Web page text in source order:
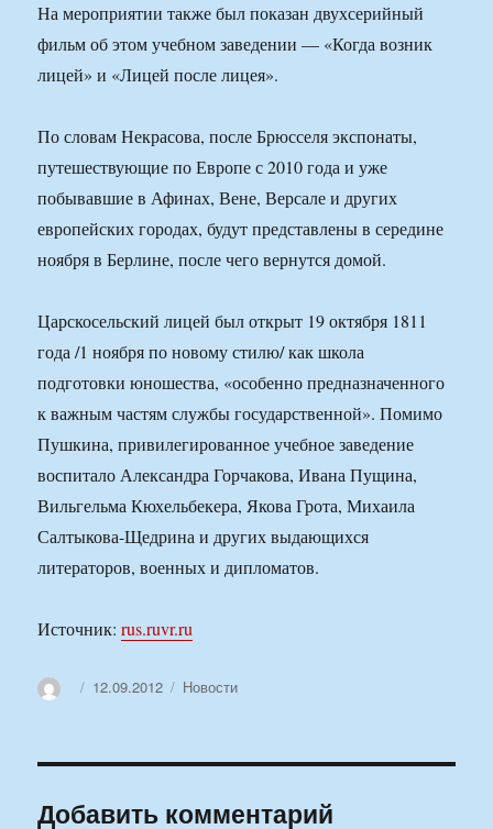
На мероприятии также был показан двухсерийный
фильм об этом учебном заведении — «Когда возник
лицей» и «Лицей после лицея».
По словам Некрасова, после Брюсселя экспонаты,
путешествующие по Европе с 2010 года и уже
побывавшие в Афинах, Вене, Версале и других
европейских городах, будут представлены в середине
ноября в Берлине, после чего вернутся домой.
Царскосельский лицей был открыт 19 октября 1811
года /1 ноября по новому стилю/ как школа
подготовки юношества, «особенно предназначенного
к важным частям службы государственной». Помимо
Пушкина, привилегированное учебное заведение
воспитало Александра Горчакова, Ивана Пущина,
Вильгельма Кюхельбекера, Якова Грота, Михаила
Салтыкова-Щедрина и других выдающихся
литераторов, военных и дипломатов.
Источник:rus.ruvr.ru
АвторОпубликовано
12.09.2012 Рубрики
Новости
Добавить комментарий